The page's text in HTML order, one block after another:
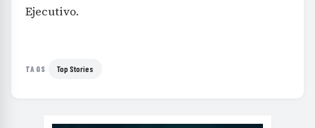
Ejecutivo.
TAGS Top Stories